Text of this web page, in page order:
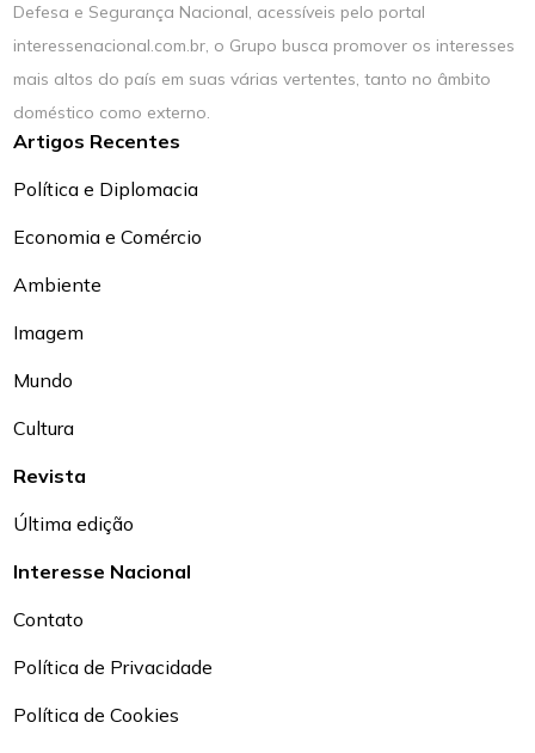
Defesa e Segurança Nacional, acessíveis pelo portal
interessenacional.com.br, o Grupo busca promover os interesses
mais altos do país em suas várias vertentes, tanto no âmbito
doméstico como externo.
Artigos Recentes
Política e Diplomacia
Economia e Comércio
Ambiente
Imagem
Mundo
Cultura
Revista
Última edição
Interesse Nacional
Contato
Política de Privacidade
Política de Cookies